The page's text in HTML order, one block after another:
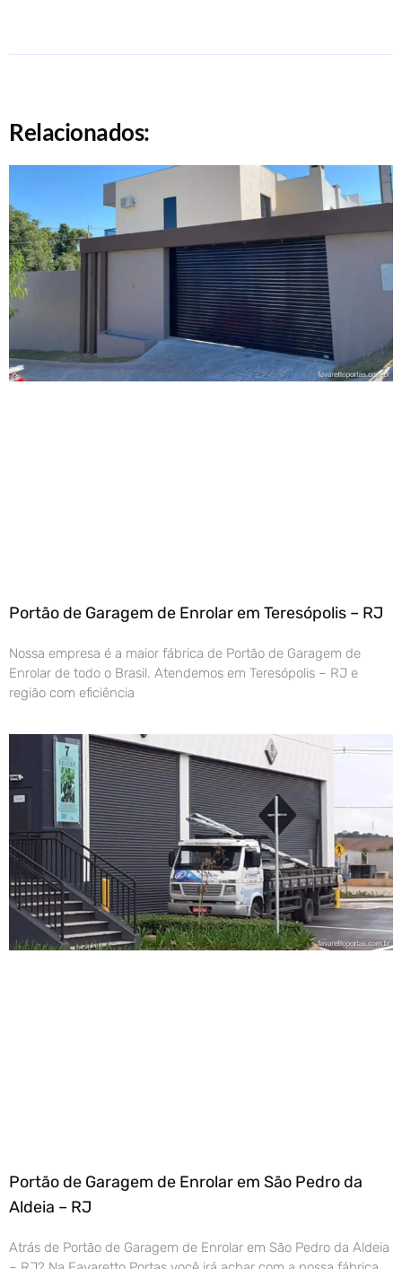
Relacionados:
Portão de Garagem de Enrolar em Teresópolis – RJ
Nossa empresa é a maior fábrica de Portão de Garagem de
Enrolar de todo o Brasil. Atendemos em Teresópolis – RJ e
região com eficiência
Portão de Garagem de Enrolar em São Pedro da
Aldeia – RJ
Atrás de Portão de Garagem de Enrolar em São Pedro da Aldeia